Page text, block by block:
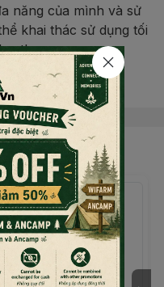
năng của mình và sử
khai thác sử dụng tối
luôn mang bên người
hợp khẩn cấp, dùng đi
dài: 8 cm;
(USA)
dung